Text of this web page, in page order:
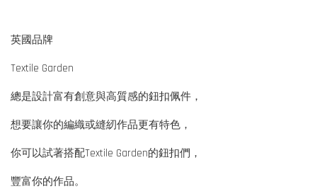
英國品牌
Textile Garden
總是設計富有創意與高質感的鈕扣佩件，
想要讓你的編織或縫紉作品更有特色，
你可以試著搭配Textile Garden的鈕扣們，
豐富你的作品。